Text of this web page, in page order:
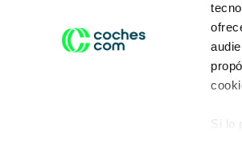
Si lo
Conduce tu futuro,
desata tu movilidad